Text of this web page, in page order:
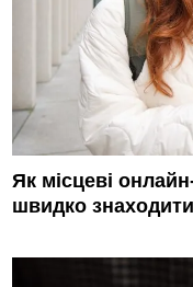
Як місцеві
швидко